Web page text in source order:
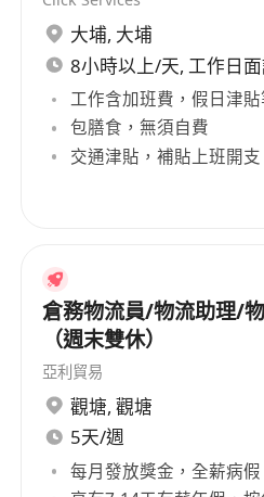
大埔, 大埔
8小時以上/天, 工作日
工作含加班費，假日津貼
包膳食，無須自費
交通津貼，補貼上班開支
倉務物流員/物流助理/
（週末雙休）
亞利貿易
觀塘, 觀塘
5天/週
每月發放獎金，全薪病